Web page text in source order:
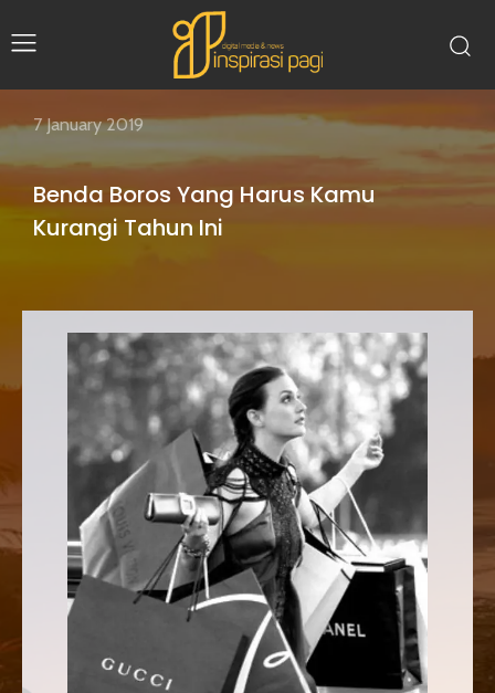
Benda Boros Yang Harus Kamu
Kurangi Tahun Ini
7 January 2019